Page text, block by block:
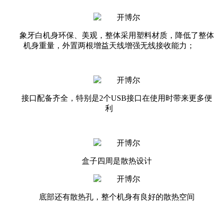
象牙白机身环保、美观，整体采用塑料材质，降低了整体
机身重量，外置两根增益天线增强无线接收能力；
接口配备齐全，特别是2个USB接口在使用时带来更多便
利
盒子四周是散热设计
底部还有散热孔，整个机身有良好的散热空间